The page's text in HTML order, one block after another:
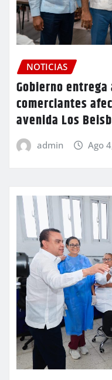
NOTICIAS
Gobierno
comerciantes
avenida Los
admin Ago